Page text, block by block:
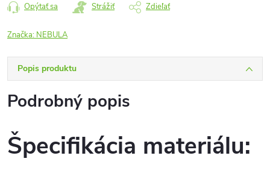
Opýtať sa Strážiť Zdieľať
Značka: NEBULA
Popis produktu
Podrobný popis
Špecifikácia materiálu: